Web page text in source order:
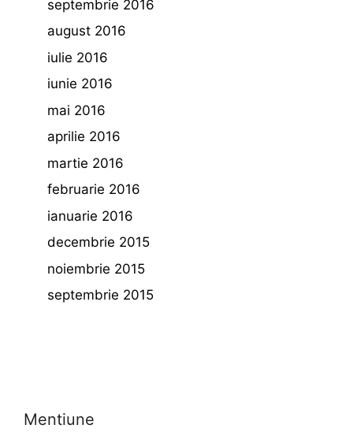
septembrie 2016
august 2016
iulie 2016
iunie 2016
mai 2016
aprilie 2016
martie 2016
februarie 2016
ianuarie 2016
decembrie 2015
noiembrie 2015
septembrie 2015
Mentiune